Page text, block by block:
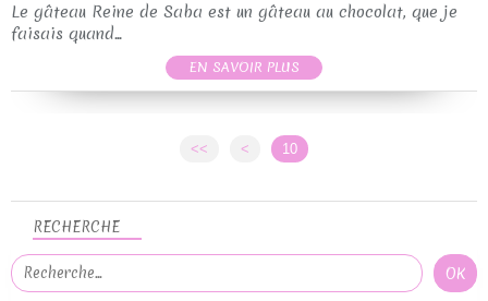
Le gâteau Reine de Saba est un gâteau au chocolat, que je
faisais quand...
EN SAVOIR PLUS
<< < 10
RECHERCHE